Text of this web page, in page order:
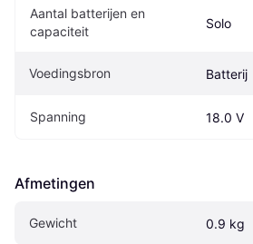
Aantal batterijen en
capaciteit
Solo
Voedingsbron Batterij
Spanning 18.0 V
Afmetingen
Gewicht 0.9 kg